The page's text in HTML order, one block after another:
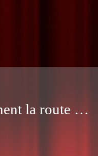
la route …